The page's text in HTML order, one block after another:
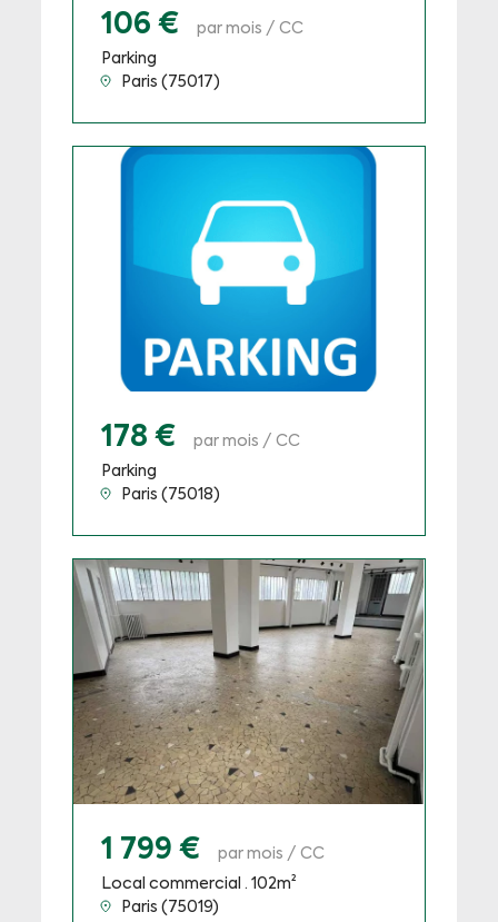
106 €
par mois / CC
Parking
Paris (75017)
178 €
par mois / CC
Parking
Paris (75018)
1 799 €
par mois / CC
Local commercial · 102m²
Paris (75019)